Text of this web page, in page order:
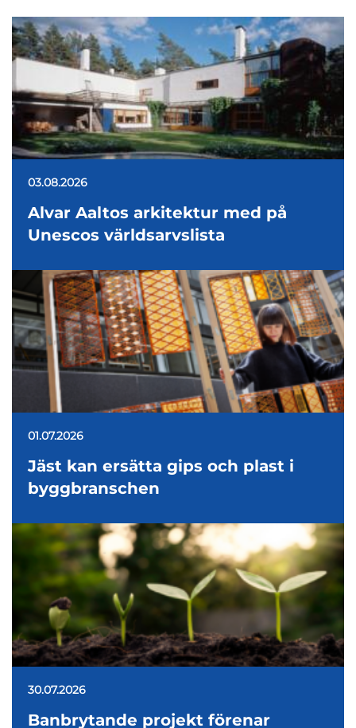
03.08.2026
Alvar Aaltos arkitektur med på
Unescos världsarvslista
01.07.2026
Jäst kan ersätta gips och plast i
byggbranschen
30.07.2026
Banbrytande projekt förenar